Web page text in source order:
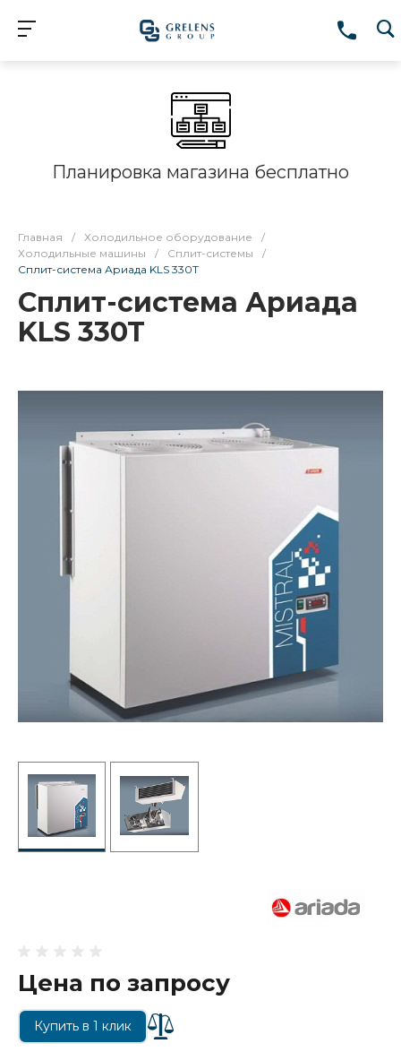
Планировка магазина бесплатно
Главная / Холодильное оборудование
/
Холодильные машины
/ Сплит-системы
/
Сплит-система Ариада KLS 330T
Сплит-система Ариада
KLS 330T
Цена по запросу
Купить в 1 клик